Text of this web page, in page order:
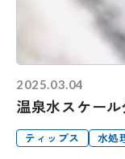
2025.03.04
温泉水スケー
ティップス 水処